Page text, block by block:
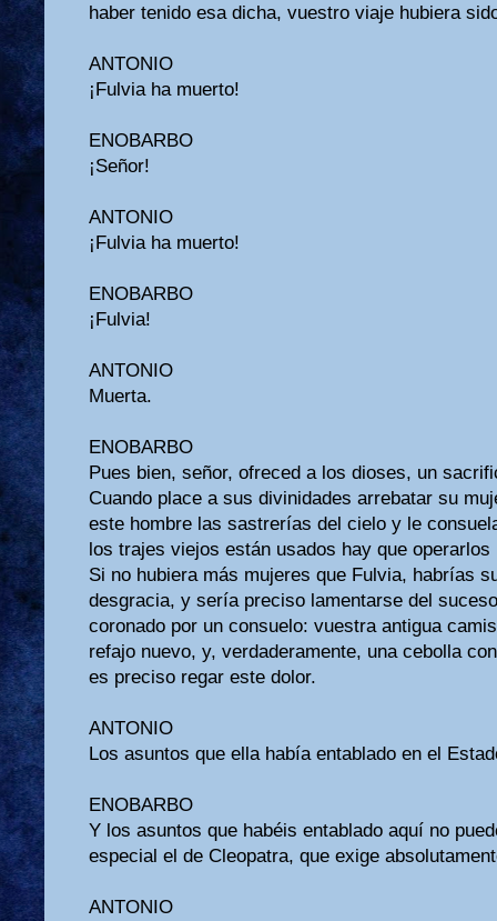
haber tenido esa dicha, vuestro viaje hubiera
ANTONIO
¡Fulvia ha muerto!
ENOBARBO
¡Señor!
ANTONIO
¡Fulvia ha muerto!
ENOBARBO
¡Fulvia!
ANTONIO
Muerta.
ENOBARBO
Pues bien, señor, ofreced a los dioses, un
Cuando place a sus divinidades arrebatar su
este hombre las sastrerías del cielo y le
los trajes viejos están usados hay que
Si no hubiera más mujeres que Fulvia, habrías
desgracia, y sería preciso lamentarse del
coronado por un consuelo: vuestra antigua
refajo nuevo, y, verdaderamente, una cebolla
es preciso regar este dolor.
ANTONIO
Los asuntos que ella había entablado en el
ENOBARBO
Y los asuntos que habéis entablado aquí no
especial el de Cleopatra, que exige
ANTONIO